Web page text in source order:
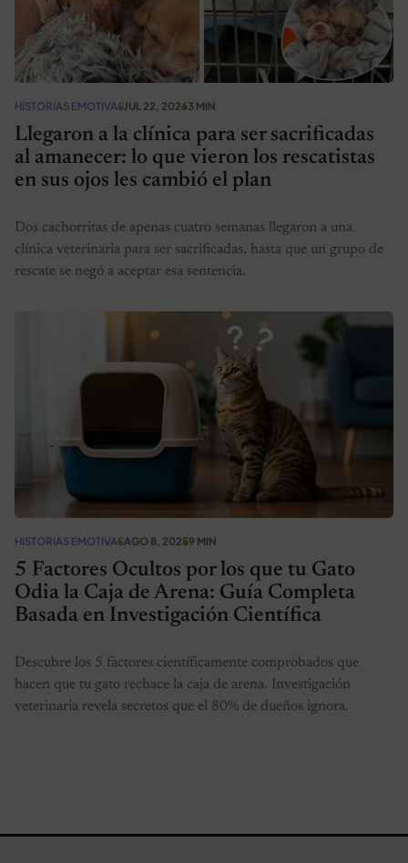
HISTORIAS EMOTIVASJUL 22, 20263 MIN
Llegaron a la clínica para ser sacrificadas
al amanecer: lo que vieron los rescatistas
en sus ojos les cambió el plan
Dos cachorritas de apenas cuatro semanas llegaron a una
clínica veterinaria para ser sacrificadas, hasta que un grupo de
rescate se negó a aceptar esa sentencia.
HISTORIAS EMOTIVASAGO 8, 20259 MIN
5 Factores Ocultos por los que tu Gato
Odia la Caja de Arena: Guía Completa
Basada en Investigación Científica
Descubre los 5 factores científicamente comprobados que
hacen que tu gato rechace la caja de arena. Investigación
veterinaria revela secretos que el 80% de dueños ignora.